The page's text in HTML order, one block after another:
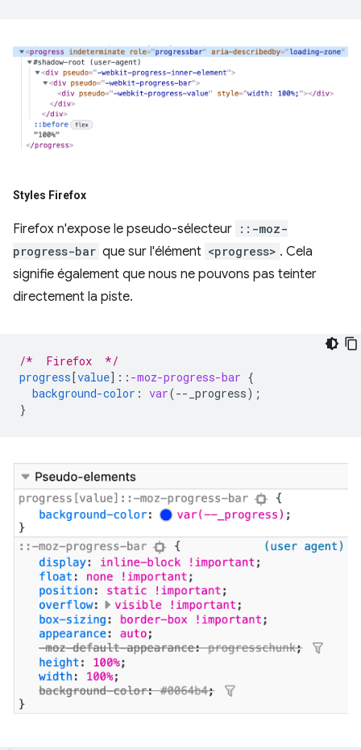
Styles Firefox
Firefox n'expose le pseudo-sélecteur ::-moz-
progress-bar que sur l'élément <progress> . Cela
signifie également que nous ne pouvons pas teinter
directement la piste.
/*  Firefox  */
progress [value] :: -moz-progress-bar {
background-color : var(-- _progress);
}